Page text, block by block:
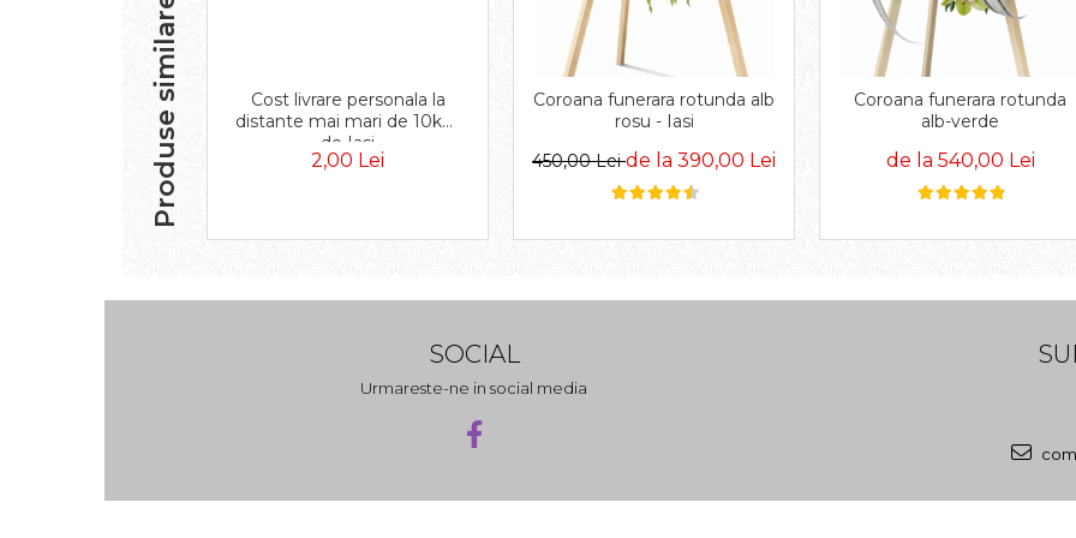
Produse similare
Cost livrare personala la
distante mai mari de 10km
de Iasi
2,00 Lei
Coroana funerara rotunda alb
rosu - Iasi
450,00 Leide la 390,00 Lei
Coroana funerara rotunda
alb-verde
de la 540,00 Lei
SOCIAL
Urmareste-ne in social media